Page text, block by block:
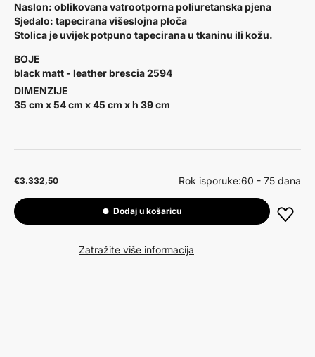
Naslon: oblikovana vatrootporna poliuretanska pjena
Sjedalo: tapecirana višeslojna ploča
Stolica je uvijek potpuno tapecirana u tkaninu ili kožu.
BOJE
black matt - leather brescia 2594
DIMENZIJE
35 cm x 54 cm x 45 cm x h 39 cm
€3.332,50 Rok isporuke:60 - 75 dana
Dodaj u košaricu
Zatražite više informacija